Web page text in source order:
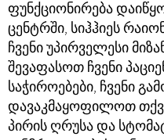
ფუნქციონირება
ცენტრში, სიჰჰიეს
ჩვენი უპირველესი
შევაფასოთ ჩვენი
საჭიროებები, ჩვენი
დავაკმაყოფილოთ
პირის ღრუსა და